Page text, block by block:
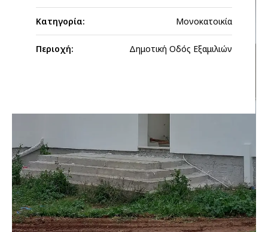
Κατηγορία: Μονοκατοικία
Περιοχή: Δημοτική Οδός Εξαμιλιών